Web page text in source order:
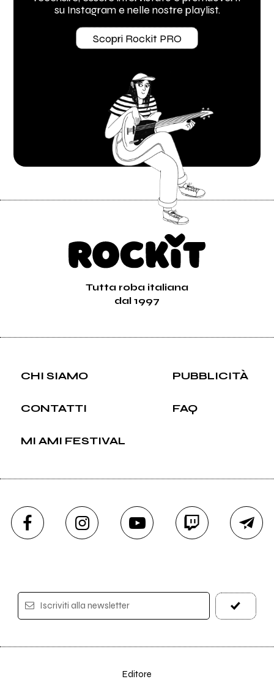
su Instagram e nelle nostre playlist.
Scopri Rockit PRO
Tutta roba italiana
dal 1997
CHI SIAMO PUBBLICITÀ
CONTATTI FAQ
MI AMI FESTIVAL
Iscriviti alla newsletter
Editore